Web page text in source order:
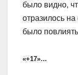
было видно,
отразилось
было
«+17»…